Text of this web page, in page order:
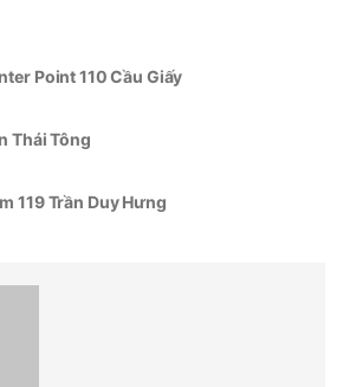
Point 110 Cầu Giấy
Thái Tông
119 Trần Duy Hưng